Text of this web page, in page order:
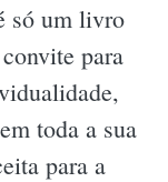
só um livro
para
toda a sua
para a